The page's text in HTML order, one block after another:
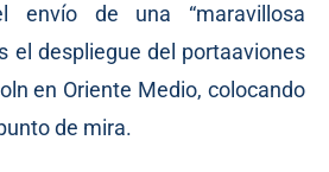
envío de una “maravillosa
el despliegue del portaaviones
en Oriente Medio, colocando
de mira.